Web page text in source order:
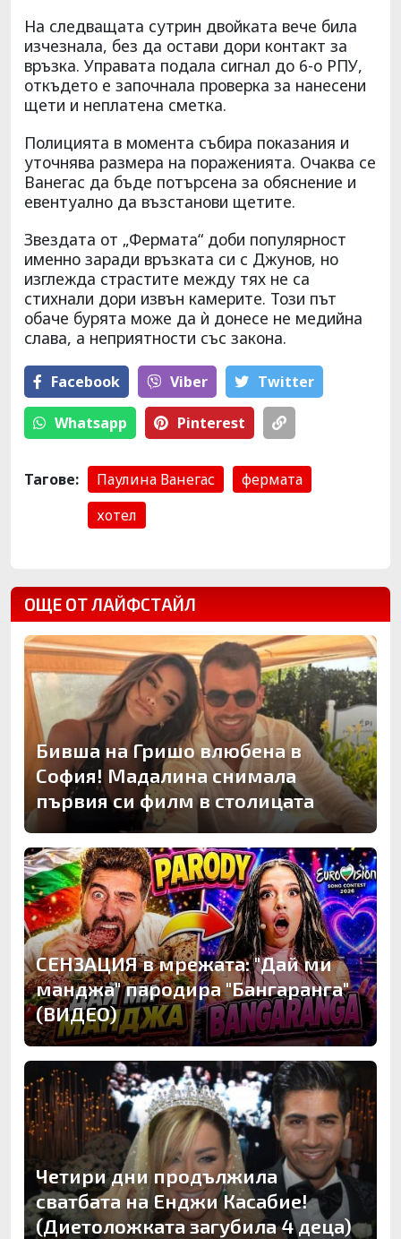
На следващата сутрин двойката вече била
изчезнала, без да остави дори контакт за
връзка. Управата подала сигнал до 6-о РПУ,
откъдето е започнала проверка за нанесени
щети и неплатена сметка.
Полицията в момента събира показания и
уточнява размера на пораженията. Очаква се
Ванегас да бъде потърсена за обяснение и
евентуално да възстанови щетите.
Звездата от „Фермата“ доби популярност
именно заради връзката си с Джунов, но
изглежда страстите между тях не са
стихнали дори извън камерите. Този път
обаче бурята може да ѝ донесе не медийна
слава, а неприятности със закона.
Facebook Viber Тwitter
Whatsapp Pinterest
Тагове: Паулина Ванегас
фермата
хотел
ОЩЕ ОТ ЛАЙФСТАЙЛ
Бивша на Гришо влюбена в
София! Мадалина снимала
първия си филм в столицата
СЕНЗАЦИЯ в мрежата: "Дай ми
манджа" пародира "Бангаранга"
(ВИДЕО)
Четири дни продължила
сватбата на Енджи Касабие!
(Диетоложката загубила 4 деца)